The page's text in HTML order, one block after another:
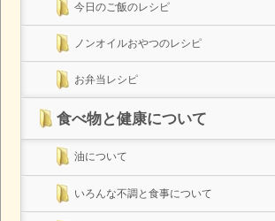
今日のご飯のレシピ
ノンオイルおやつのレシピ
お弁当レシピ
食べ物と健康について
油について
いろんな不調と食事について